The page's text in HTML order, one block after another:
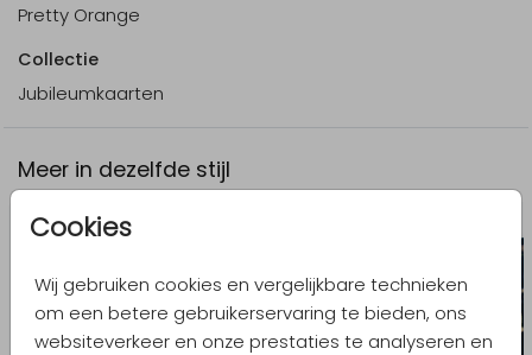
Cookies
Wij gebruiken cookies en vergelijkbare technieken
om een betere gebruikerservaring te bieden, ons
websiteverkeer en onze prestaties te analyseren en
Pretty Orange
Collectie
Jubileumkaarten
Meer in dezelfde stijl